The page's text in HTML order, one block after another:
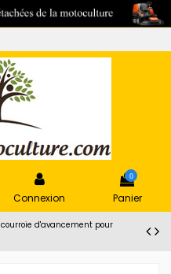
Connexion
0
Panier
courroie d'avancement pour